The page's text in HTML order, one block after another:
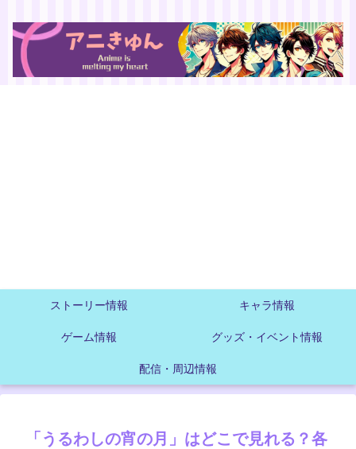
ストーリー情報 キャラ情報
ゲーム情報 グッズ・イベント情報
配信・周辺情報
「うるわしの宵の月」はどこで見れる？各